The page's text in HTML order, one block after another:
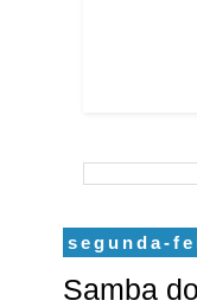
segunda-
Samba